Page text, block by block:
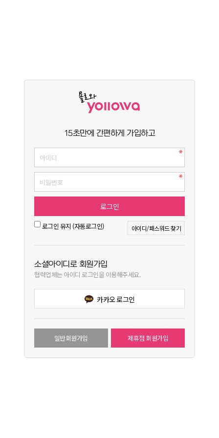
15초만에 간편하게 가입하고
로그인 유지 (자동로그인) 아이디/패스워드 찾기
소셜아이디로 회원가입
협력업체는 아이디 로그인을 이용해주세요.
카카오 로그인
일반회원가입 제휴점 회원가입